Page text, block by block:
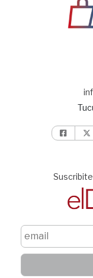
Suscribite